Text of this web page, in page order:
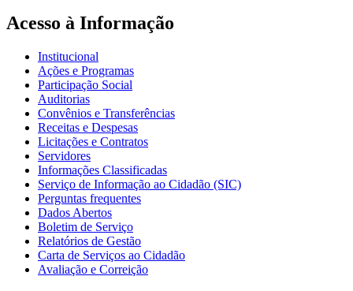
Acesso à Informação
Institucional
Ações e Programas
Participação Social
Auditorias
Convênios e Transferências
Receitas e Despesas
Licitações e Contratos
Servidores
Informações Classificadas
Serviço de Informação ao Cidadão (SIC)
Perguntas frequentes
Dados Abertos
Boletim de Serviço
Relatórios de Gestão
Carta de Serviços ao Cidadão
Avaliação e Correição